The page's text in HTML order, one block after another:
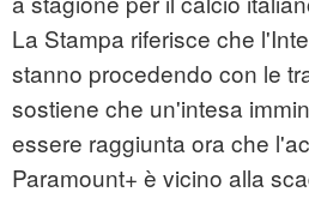
La Stampa riferisce che
stanno procedendo con le
sostiene che un'intesa
essere raggiunta ora che
Paramount+ è vicino alla